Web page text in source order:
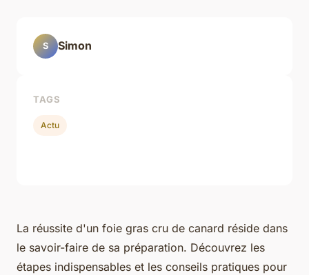
La réussite d'un foie gras cru de canard réside dans
le savoir-faire de sa préparation. Découvrez les
étapes indispensables et les conseils pratiques pour
S Simon
TAGS
Actu